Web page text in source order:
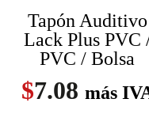
Tapón Auditivo
Lack Plus PVC
PVC / Bolsa
$7.08 más